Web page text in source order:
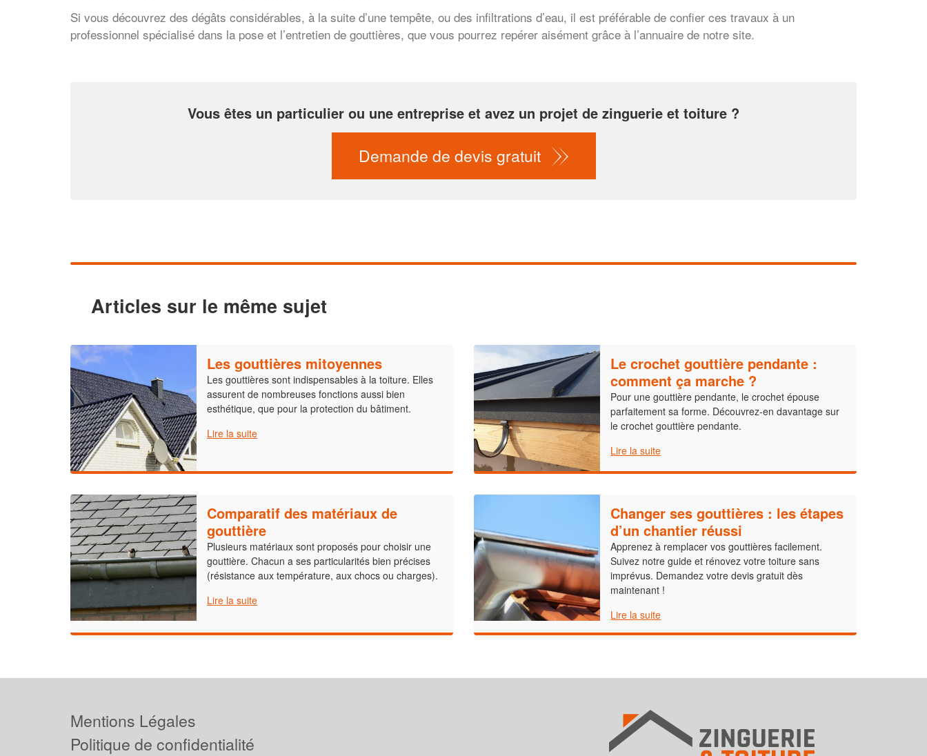
Si vous découvrez des dégâts considérables, à la suite d’une tempête, ou des infiltrations d’eau, il est préférable de confier ces travaux à un
professionnel spécialisé dans la pose et l’entretien de gouttières, que vous pourrez repérer aisément grâce à l’annuaire de notre site.
Vous êtes un particulier ou une entreprise et avez un projet de zinguerie et toiture ?
Demande de devis gratuit
Articles sur le même sujet
Les gouttières mitoyennes
Les gouttières sont indispensables à la toiture. Elles
assurent de nombreuses fonctions aussi bien
esthétique, que pour la protection du bâtiment.
Lire la suite
Le crochet gouttière pendante :
comment ça marche ?
Pour une gouttière pendante, le crochet épouse
parfaitement sa forme. Découvrez-en davantage sur
le crochet gouttière pendante.
Lire la suite
Comparatif des matériaux de
gouttière
Plusieurs matériaux sont proposés pour choisir une
gouttière. Chacun a ses particularités bien précises
(résistance aux température, aux chocs ou charges).
Lire la suite
Changer ses gouttières : les étapes
d’un chantier réussi
Apprenez à remplacer vos gouttières facilement.
Suivez notre guide et rénovez votre toiture sans
imprévus. Demandez votre devis gratuit dès
maintenant !
Lire la suite
Vous êtes un
professionnel ?
nouveaux clients
Mentions Légales
Politique de confidentialité